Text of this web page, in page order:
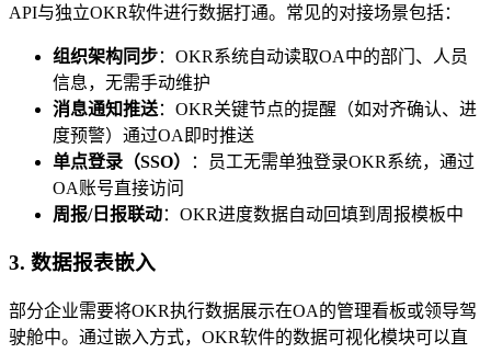
API与独立OKR软件进行数据打通。常见的对接场景包括：
组织架构同步：OKR系统自动读取OA中的部门、人员
信息，无需手动维护
消息通知推送：OKR关键节点的提醒（如对齐确认、进
度预警）通过OA即时推送
单点登录（SSO）
：员工无需单独登录OKR系统，通过
OA账号直接访问
周报/日报联动：OKR进度数据自动回填到周报模板中
3. 数据报表嵌入
部分企业需要将OKR执行数据展示在OA的管理看板或领导驾
驶舱中。通过嵌入方式，OKR软件的数据可视化模块可以直